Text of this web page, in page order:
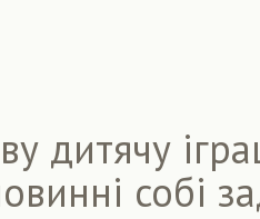
дитячу
собі